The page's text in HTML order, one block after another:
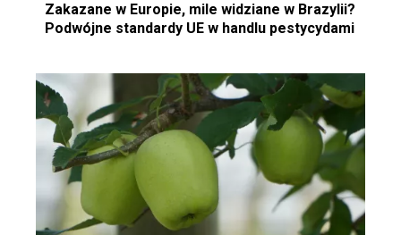
Zakazane w Europie, mile widziane w Brazylii?
Podwójne standardy UE w handlu pestycydami